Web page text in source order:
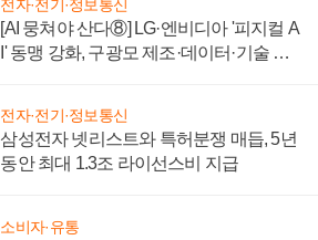
전자·전기·정보통신
[AI 뭉쳐야 산다⑧] LG·엔비디아 '피지컬 A
I' 동맹 강화, 구광모 제조·데이터·기술 결
전자·전기·정보통신
삼성전자 넷리스트와 특허분쟁 매듭, 5년
동안 최대 1.3조 라이선스비 지급
소비자·유통